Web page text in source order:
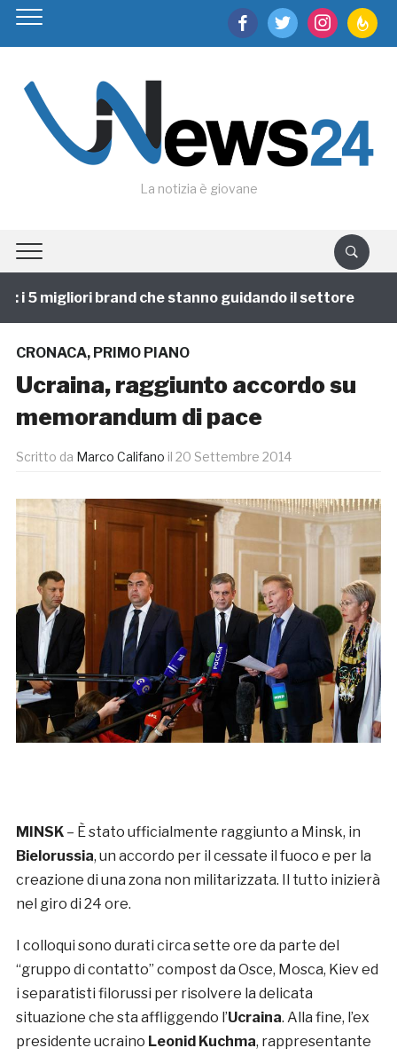
facebooktwitter instagram
La notizia è giovane
5 migliori brand che stanno guidando il settore
CRONACA, PRIMO PIANO
Ucraina, raggiunto accordo su
memorandum di pace
Scritto da Marco Califano il 20 Settembre 2014
MINSK– È stato ufficialmente raggiunto a Minsk, in
Bielorussia, un accordo per il cessate il fuoco e per la
creazione di una zona non militarizzata. Il tutto inizierà
nel giro di 24 ore.
I colloqui sono durati circa sette ore da parte del
“gruppo di contatto” compost da Osce, Mosca, Kiev ed
i separatisti filorussi per risolvere la delicata
situazione che sta affliggendo l’Ucraina. Alla fine, l’ex
presidente ucraino Leonid Kuchma, rappresentante